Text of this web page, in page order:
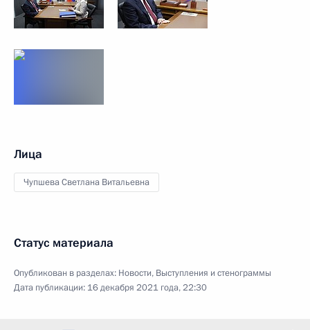
Лица
Чупшева Светлана Витальевна
Статус материала
Опубликован в разделах: Новости, Выступления и стенограммы
Дата публикации: 16 декабря 2021 года, 22:30